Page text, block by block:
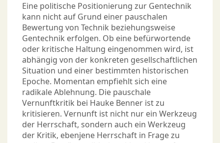
Eine politische Positionierung zur Gentechnik
kann nicht auf Grund einer pauschalen
Bewertung von Technik beziehungsweise
Gentechnik erfolgen. Ob eine befürwortende
oder kritische Haltung eingenommen wird, ist
abhängig von der konkreten gesellschaftlichen
Situation und einer bestimmten historischen
Epoche. Momentan empfiehlt sich eine
radikale Ablehnung. Die pauschale
Vernunftkritik bei Hauke Benner ist zu
kritisieren. Vernunft ist nicht nur ein Werkzeug
der Herrschaft, sondern auch ein Werkzeug
der Kritik, ebenjene Herrschaft in Frage zu